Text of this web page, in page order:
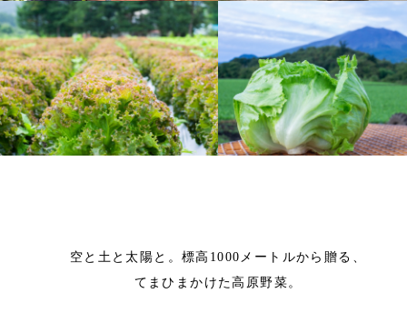
空と土と太陽と。標高1000メートルから贈る、
てまひまかけた高原野菜。